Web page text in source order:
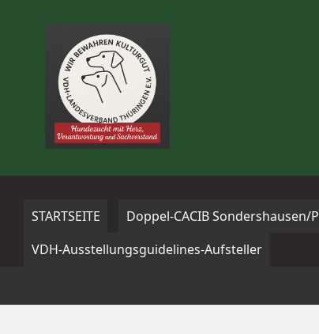
STARTSEITE Doppel-CACIB Sondershausen/
VDH-Ausstellungsguidelines-Aufsteller